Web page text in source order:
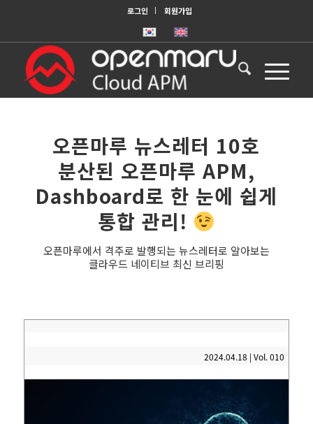
로그인 회원가입
오픈마루 뉴스레터 10호
분산된 오픈마루 APM,
Dashboard로 한 눈에 쉽게
통합 관리!
오픈마루에서 격주로 발행되는 뉴스레터로 알아보는
클라우드 네이티브 최신 브리핑
2024.04.18 | Vol. 010